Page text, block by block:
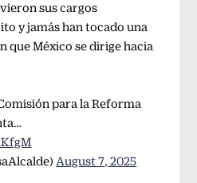
sus cargos
y jamás han tocado una
que México se dirige hacia
para la Reforma
August 7, 2025